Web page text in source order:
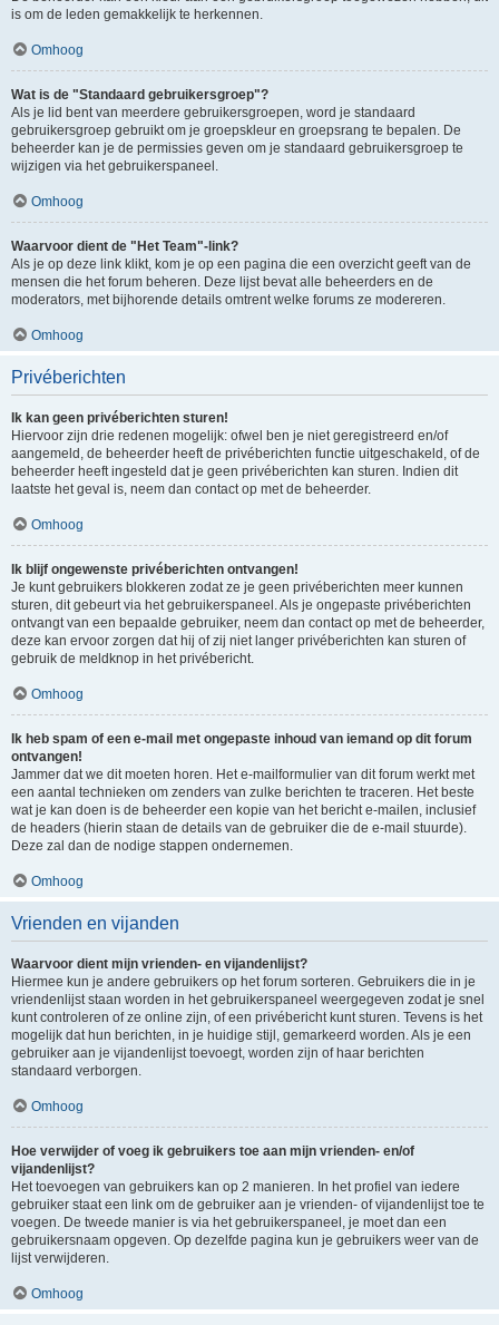
is om de leden gemakkelijk te herkennen.
Omhoog
Wat is de "Standaard gebruikersgroep"?
Als je lid bent van meerdere gebruikersgroepen, word je standaard
gebruikersgroep gebruikt om je groepskleur en groepsrang te bepalen. De
beheerder kan je de permissies geven om je standaard gebruikersgroep te
wijzigen via het gebruikerspaneel.
Omhoog
Waarvoor dient de "Het Team"-link?
Als je op deze link klikt, kom je op een pagina die een overzicht geeft van de
mensen die het forum beheren. Deze lijst bevat alle beheerders en de
moderators, met bijhorende details omtrent welke forums ze modereren.
Omhoog
Privéberichten
Ik kan geen privéberichten sturen!
Hiervoor zijn drie redenen mogelijk: ofwel ben je niet geregistreerd en/of
aangemeld, de beheerder heeft de privéberichten functie uitgeschakeld, of de
beheerder heeft ingesteld dat je geen privéberichten kan sturen. Indien dit
laatste het geval is, neem dan contact op met de beheerder.
Omhoog
Ik blijf ongewenste privéberichten ontvangen!
Je kunt gebruikers blokkeren zodat ze je geen privéberichten meer kunnen
sturen, dit gebeurt via het gebruikerspaneel. Als je ongepaste privéberichten
ontvangt van een bepaalde gebruiker, neem dan contact op met de beheerder,
deze kan ervoor zorgen dat hij of zij niet langer privéberichten kan sturen of
gebruik de meldknop in het privébericht.
Omhoog
Ik heb spam of een e-mail met ongepaste inhoud van iemand op dit forum
ontvangen!
Jammer dat we dit moeten horen. Het e-mailformulier van dit forum werkt met
een aantal technieken om zenders van zulke berichten te traceren. Het beste
wat je kan doen is de beheerder een kopie van het bericht e-mailen, inclusief
de headers (hierin staan de details van de gebruiker die de e-mail stuurde).
Deze zal dan de nodige stappen ondernemen.
Omhoog
Vrienden en vijanden
Waarvoor dient mijn vrienden- en vijandenlijst?
Hiermee kun je andere gebruikers op het forum sorteren. Gebruikers die in je
vriendenlijst staan worden in het gebruikerspaneel weergegeven zodat je snel
kunt controleren of ze online zijn, of een privébericht kunt sturen. Tevens is het
mogelijk dat hun berichten, in je huidige stijl, gemarkeerd worden. Als je een
gebruiker aan je vijandenlijst toevoegt, worden zijn of haar berichten
standaard verborgen.
Omhoog
Hoe verwijder of voeg ik gebruikers toe aan mijn vrienden- en/of
vijandenlijst?
Het toevoegen van gebruikers kan op 2 manieren. In het profiel van iedere
gebruiker staat een link om de gebruiker aan je vrienden- of vijandenlijst toe te
voegen. De tweede manier is via het gebruikerspaneel, je moet dan een
gebruikersnaam opgeven. Op dezelfde pagina kun je gebruikers weer van de
lijst verwijderen.
Omhoog